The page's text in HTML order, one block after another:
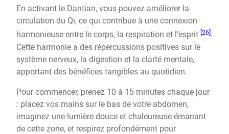
En activant le Dantian, vous pouvez améliorer la
circulation du Qi, ce qui contribue à une connexion
harmonieuse entre le corps, la respiration et l’esprit [26].
Cette harmonie a des répercussions positives sur le
système nerveux, la digestion et la clarté mentale,
apportant des bénéfices tangibles au quotidien.
Pour commencer, prenez 10 à 15 minutes chaque jour
: placez vos mains sur le bas de votre abdomen,
imaginez une lumière douce et chaleureuse émanant
de cette zone, et respirez profondément pour